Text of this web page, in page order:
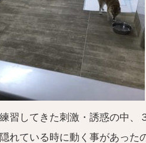
習してきた刺激・誘惑の中、
れている時に動く事があっ